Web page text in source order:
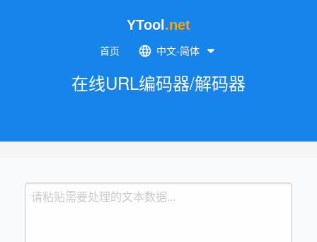
YTool .net
首页 中文-简体
在线URL编码器/解码器